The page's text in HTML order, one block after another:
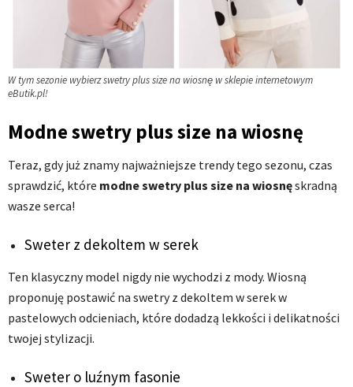
W tym sezonie wybierz swetry plus size na wiosnę w sklepie internetowym
eButik.pl!
Modne swetry plus size na wiosnę
Teraz, gdy już znamy najważniejsze trendy tego sezonu, czas
sprawdzić, które modne swetry plus size na wiosnęskradną
wasze serca!
Sweter z dekoltem w serek
Ten klasyczny model nigdy nie wychodzi z mody. Wiosną
proponuję postawić na swetry z dekoltem w serek w
pastelowych odcieniach, które dodadzą lekkości i delikatności
twojej stylizacji.
Sweter o luźnym fasonie